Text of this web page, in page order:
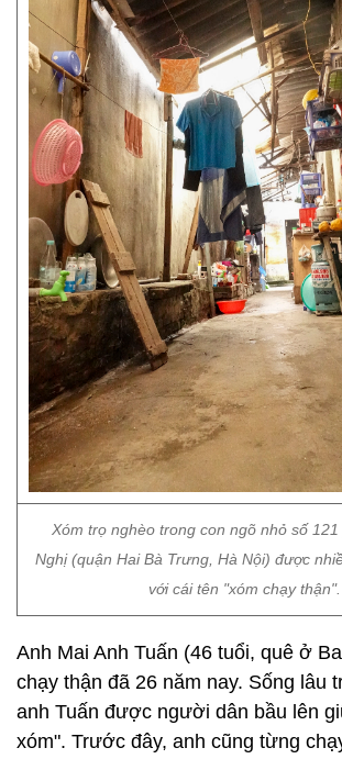
Xóm trọ nghèo trong con ngõ nhỏ số
Nghị (quận Hai Bà Trưng, Hà Nội) được
với cái tên "xóm chạy thận".
Anh Mai Anh Tuấn (46 tuổi, quê ở
chạy thận đã 26 năm nay. Sống lâu
anh Tuấn được người dân bầu lên
xóm". Trước đây, anh cũng từng